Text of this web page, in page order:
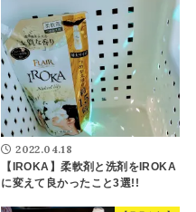
2022.04.18
【IROKA】柔軟剤と洗剤をIROKA
に変えて良かったこと3選!!